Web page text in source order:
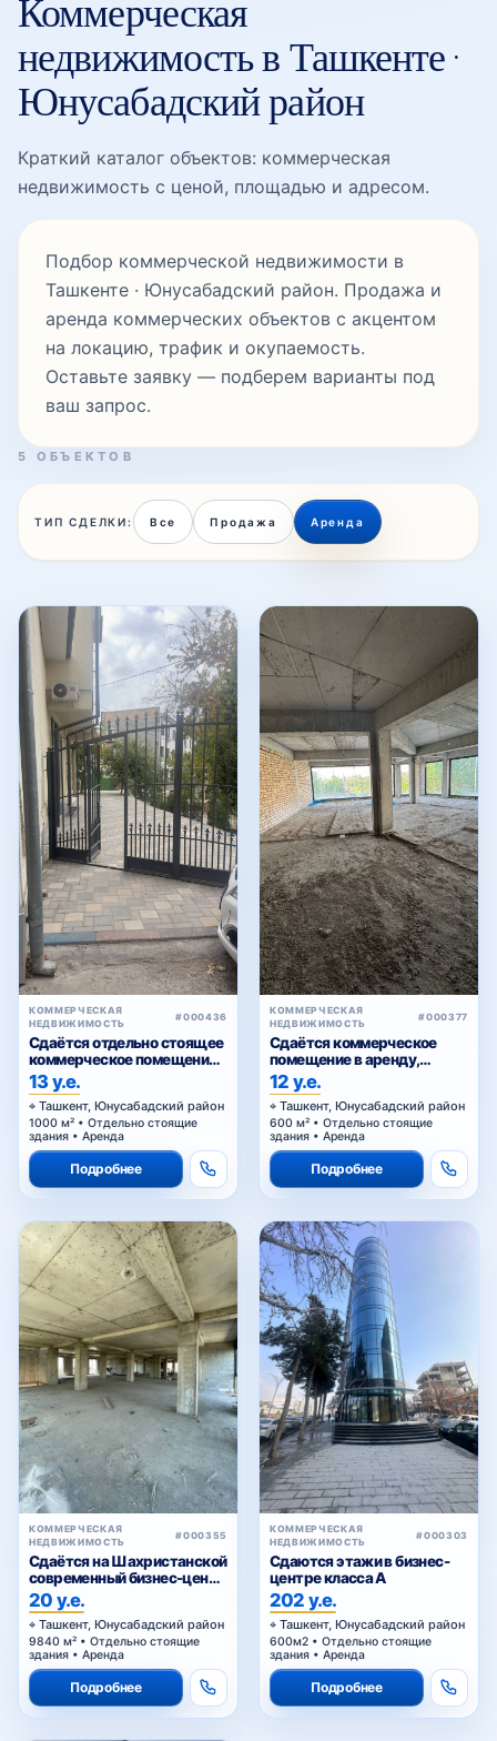
Универсам
Уста Ширин
Хасанбой
Ц-6
Шахристанская
Юнусабад
Юнусабад-1
Юнусабад-2
Юнусабад-3
Юнусабад-4
Юнусабад-5
Юнусабад-6
Юнусабад-7
Юнусабад-8
Юнусабад-9
Коммерческая
недвижимость в Ташкенте ·
Юнусабадский район
Краткий каталог объектов: коммерческая
недвижимость с ценой, площадью и адресом.
Подбор коммерческой недвижимости в
Ташкенте · Юнусабадский район. Продажа и
аренда коммерческих объектов с акцентом
на локацию, трафик и окупаемость.
Оставьте заявку — подберем варианты под
ваш запрос.
5 ОБЪЕКТОВ
ТИП СДЕЛКИ: Все Продажа Аренда
КОММЕРЧЕСКАЯ
НЕДВИЖИМОСТЬ
#000436
Сдаётся отдельно стоящее
коммерческое помещение
в аренду
13 у.е.
Ташкент, Юнусабадский район
1000 м² • Отдельно стоящие
здания • Аренда
Подробнее
КОММЕРЧЕСКАЯ
НЕДВИЖИМОСТЬ
#000377
Сдаётся коммерческое
помещение в аренду,
Сагбан
12 у.е.
Ташкент, Юнусабадский район
600 м² • Отдельно стоящие
здания • Аренда
Подробнее
КОММЕРЧЕСКАЯ
НЕДВИЖИМОСТЬ
#000355
Сдаётся на Шахристанской
современный бизнес-центр
в аренду
20 у.е.
Ташкент, Юнусабадский район
9840 м² • Отдельно стоящие
здания • Аренда
Подробнее
КОММЕРЧЕСКАЯ
НЕДВИЖИМОСТЬ
#000303
Сдаются этажи в бизнес-
центре класса A
202 у.е.
Ташкент, Юнусабадский район
600м2 • Отдельно стоящие
здания • Аренда
Подробнее